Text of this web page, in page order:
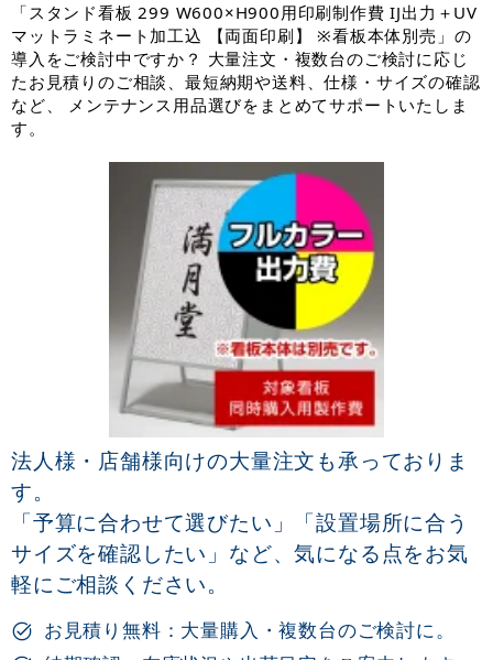
「スタンド看板 299 W600×H900用印刷制作費 IJ出力＋UV
マットラミネート加工込 【両面印刷】 ※看板本体別売」の
導入をご検討中ですか？ 大量注文・複数台のご検討に応じ
たお見積りのご相談、最短納期や送料、仕様・サイズの確認
など、 メンテナンス用品選びをまとめてサポートいたしま
す。
法人様・店舗様向けの大量注文も承っておりま
す。
「予算に合わせて選びたい」「設置場所に合う
サイズを確認したい」など、気になる点をお気
軽にご相談ください。
お見積り無料：大量購入・複数台のご検討に。